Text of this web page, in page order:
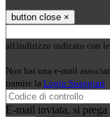
button close ×
all'indirizzo indicato con le
Non hai una e-mail
tramite la Login Spaggiari
E-mail inviata, si